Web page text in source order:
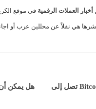
أخبار العملات الرقمية في موقع
هي نقلاً عن محللين عرب أو
منصة Coinbase تقدم قروضًا نقدية من Bitcoin تصل إلى